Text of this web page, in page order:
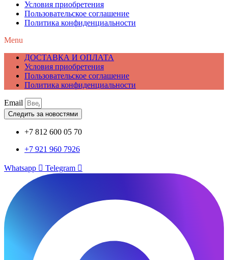
Условия приобретения
Пользовательское соглашение
Политика конфиденциальности
Menu
ДОСТАВКА И ОПЛАТА
Условия приобретения
Пользовательское соглашение
Политика конфиденциальности
Email
Следить за новостями
+7 812 600 05 70
+7 921 960 7926
Whatsapp Telegram